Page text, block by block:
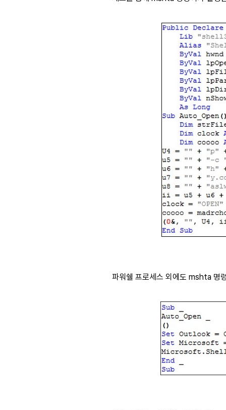
파워쉘 프로세스 외에도 mshta 명